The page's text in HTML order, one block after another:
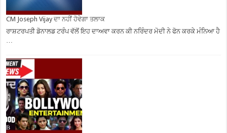
CM Joseph Vijay ਦਾ ਨਹੀਂ ਹੋਵੇਗਾ ਤਲਾਕ
ਰਾਸ਼ਟਰਪਤੀ ਡੋਨਾਲਡ ਟਰੰਪ ਵੱਲੋਂ ਇਹ ਦਾਅਵਾ ਕਰਨ ਕੀ ਨਰਿੰਦਰ ਮੋਦੀ ਨੇ ਫੋਨ ਕਰਕੇ ਮੰਨਿਆ ਹੈ
…